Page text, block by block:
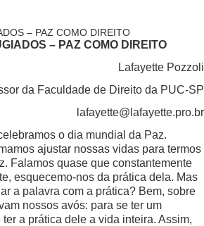
– PAZ COMO DIREITO
– PAZ COMO DIREITO
Lafayette Pozzoli
da Faculdade de Direito da PUC-SP
lafayette@lafayette.pro.br
o dia mundial da Paz.
ajustar nossas vidas para termos
Falamos quase que constantemente
esquecemo-nos da prática dela. Mas
a palavra com a prática? Bem, sobre
nossos avós: para se ter um
a prática dele a vida inteira. Assim,